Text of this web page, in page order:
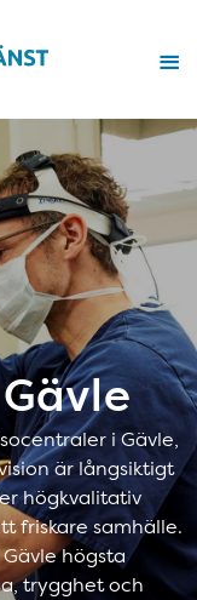
i Gävle,
är långsiktigt
högkvalitativ
friskare samhälle.
högsta
trygghet och